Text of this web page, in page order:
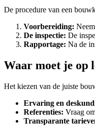
De procedure van een
Voorbereiding:
De inspectie: De
Rapportage: Na de
Waar moet je op
Het kiezen van de juiste
Ervaring en
Referenties: Vraag
Transparante